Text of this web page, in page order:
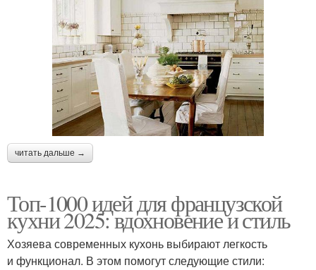
читать дальше →
Топ-1000 идей для французской
кухни 2025: вдохновение и стиль
Хозяева современных кухонь выбирают легкость
и функционал. В этом помогут следующие стили: